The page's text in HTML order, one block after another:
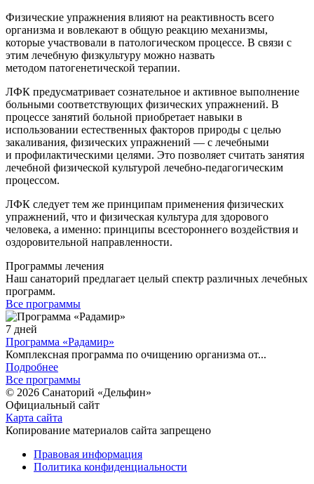
Физические упражнения влияют на реактивность всего
организма и вовлекают в общую реакцию механизмы,
которые участвовали в патологическом процессе. В связи с
этим лечебную физкультуру можно назвать
методом патогенетической терапии.
ЛФК предусматривает сознательное и активное выполнение
больными соответствующих физических упражнений. В
процессе занятий больной приобретает навыки в
использовании естественных факторов природы с целью
закаливания, физических упражнений — с лечебными
и профилактическими целями. Это позволяет считать занятия
лечебной физической культурой лечебно-педагогическим
процессом.
ЛФК следует тем же принципам применения физических
упражнений, что и физическая культура для здорового
человека, а именно: принципы всестороннего воздействия и
оздоровительной направленности.
Программы лечения
Наш санаторий предлагает целый спектр различных лечебных
программ.
Все программы
7 дней
Программа «Радамир»
Комплексная программа по очищению организма от...
Подробнее
Все программы
© 2026 Cанаторий «Дельфин»
Официальный сайт
Карта сайта
Копирование материалов сайта запрещено
Правовая информация
Политика конфиденциальности